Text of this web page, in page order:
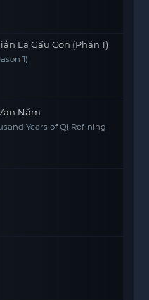
Là Gấu Con (Phần 1)
1)
Năm
Years of Qi Refining